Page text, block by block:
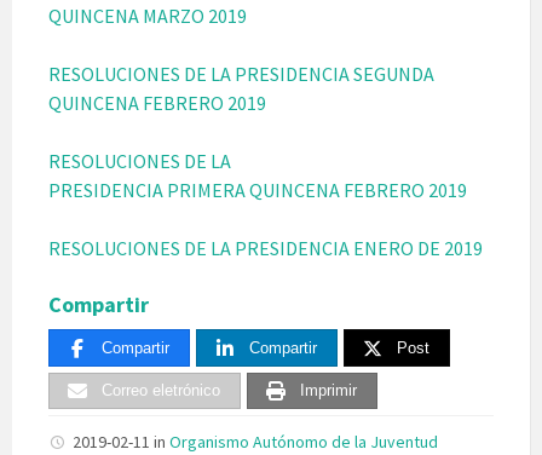
QUINCENA MARZO 2019
RESOLUCIONES DE LA PRESIDENCIA SEGUNDA
QUINCENA FEBRERO 2019
RESOLUCIONES DE LA
PRESIDENCIA PRIMERA QUINCENA FEBRERO 2019
RESOLUCIONES DE LA PRESIDENCIA ENERO DE 2019
Compartir
Compartir Compartir Post
Correo eletrónico Imprimir
2019-02-11 in Organismo Autónomo de la Juventud